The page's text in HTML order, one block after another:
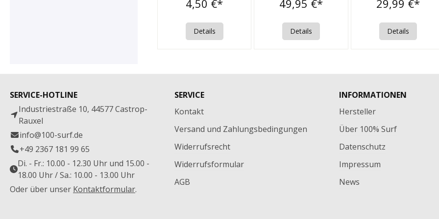
4,50 €*
Details
49,95 €*
Details
29,99 €*
Details
SERVICE-HOTLINE
Industriestraße 10, 44577 Castrop-
Rauxel
info@100-surf.de
+49 2367 181 99 65
Di. - Fr.: 10.00 - 12.30 Uhr und 15.00 -
18.00 Uhr / Sa.: 10.00 - 13.00 Uhr
Oder über unser Kontaktformular.
SERVICE
Kontakt
Versand und Zahlungsbedingungen
Widerrufsrecht
Widerrufsformular
AGB
INFORMATIONEN
Hersteller
Über 100% Surf
Datenschutz
Impressum
News